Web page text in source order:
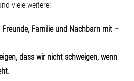
viele weitere!
Familie und Nachbarn mit –
dass wir nicht schweigen, wenn